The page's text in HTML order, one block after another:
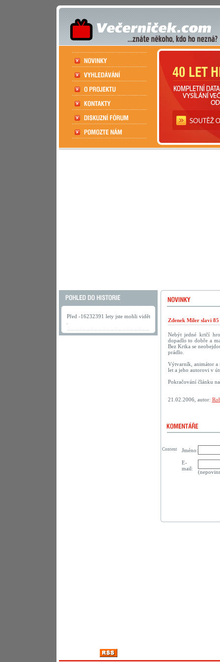
Před -16232391 lety jste mohli vidět
Zdenek Miler slavi
Nebýt jedné krtčí
dopadlo to dobře a
Bez Krtka se
prádlo.
Výtvarník, animátor a
let a jeho autorovi v
Pokračování článku
21.02.2006, autor:
Jméno:
E-
mail:
Content